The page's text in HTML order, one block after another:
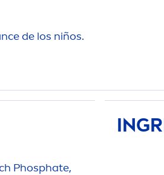
de los niños.
Phosphate,